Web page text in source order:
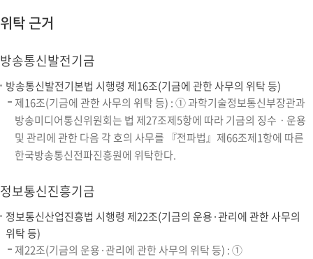
위탁 근거
방송통신발전기금
방송통신발전기본법 시행령 제16조(기금에 관한 사무의 위탁 등)
제16조(기금에 관한 사무의 위탁 등) : ① 과학기술정보통신부장관과
방송미디어통신위원회는 법 제27조제5항에 따라 기금의 징수ㆍ운용
및 관리에 관한 다음 각 호의 사무를 『전파법』제66조제1항에 따른
한국방송통신전파진흥원에 위탁한다.
정보통신진흥기금
정보통신산업진흥법 시행령 제22조(기금의 운용·관리에 관한 사무의
위탁 등)
제22조(기금의 운용·관리에 관한 사무의 위탁 등) : ①